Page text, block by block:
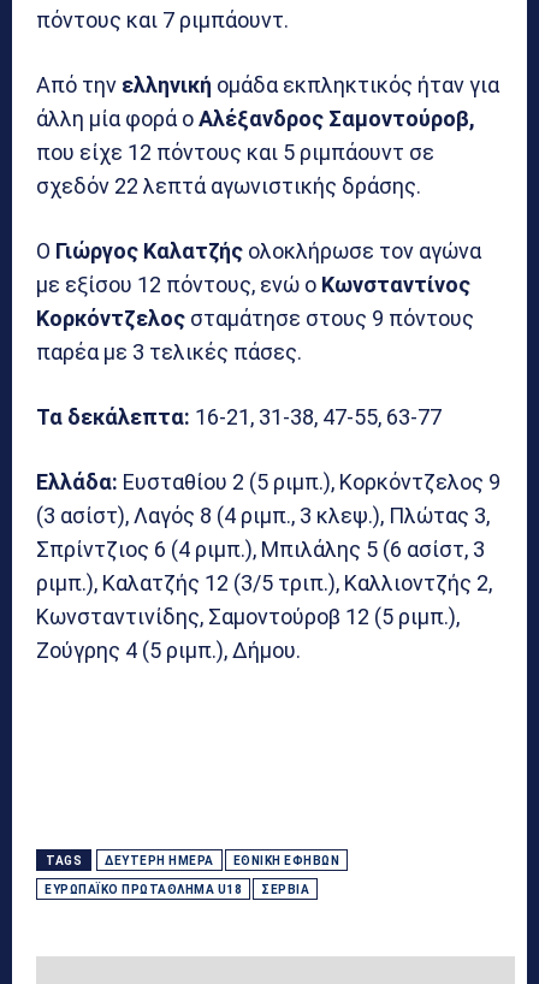
πόντους και 7 ριμπάουντ.
Από την ελληνική ομάδα εκπληκτικός ήταν για
άλλη μία φορά οΑλέξανδρος Σαμοντούροβ,
που είχε 12 πόντους και 5 ριμπάουντ σε
σχεδόν 22 λεπτά αγωνιστικής δράσης.
Ο Γιώργος Καλατζής ολοκλήρωσε τον αγώνα
με εξίσου 12 πόντους, ενώ ο Κωνσταντίνος
Κορκόντζελος σταμάτησε στους 9 πόντους
παρέα με 3 τελικές πάσες.
Τα δεκάλεπτα: 16-21, 31-38, 47-55, 63-77
Ελλάδα: Ευσταθίου 2 (5 ριμπ.), Κορκόντζελος 9
(3 ασίστ), Λαγός 8 (4 ριμπ., 3 κλεψ.), Πλώτας 3,
Σπρίντζιος 6 (4 ριμπ.), Μπιλάλης 5 (6 ασίστ, 3
ριμπ.), Καλατζής 12 (3/5 τριπ.), Καλλιοντζής 2,
Κωνσταντινίδης, Σαμοντούροβ 12 (5 ριμπ.),
Ζούγρης 4 (5 ριμπ.), Δήμου.
TAGS ΔΕΎΤΕΡΗ ΗΜΈΡΑ ΕΘΝΙΚΉ ΕΦΉΒΩΝ
ΕΥΡΩΠΑΪΚΌ ΠΡΩΤΆΘΛΗΜΑ U18 ΣΕΡΒΊΑ